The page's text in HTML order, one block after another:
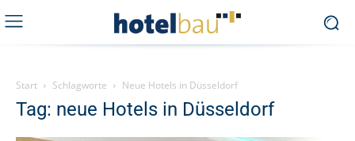
Start Schlagworte Neue Hotels in Düsseldorf
Tag: neue Hotels in Düsseldorf